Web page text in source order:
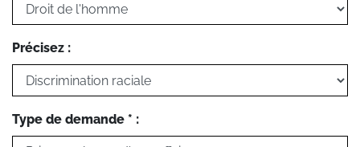
Précisez :
Type de demande * :